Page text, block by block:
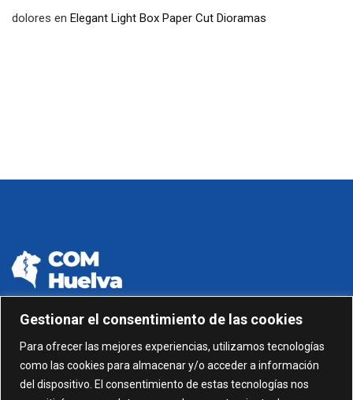
Gestionar el consentimiento de las cookies
Para ofrecer las mejores experiencias, utilizamos tecnologías
como las cookies para almacenar y/o acceder a información
del dispositivo. El consentimiento de estas tecnologías nos
dolores en Elegant Light Box Paper Cut Dioramas
C/ Gonzalez García nº 11, 1º 21003 Huelva